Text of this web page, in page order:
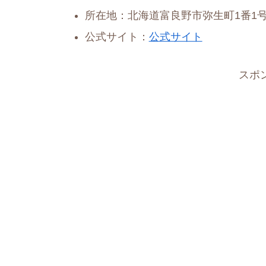
所在地：北海道富良野市弥生町1番1
公式サイト： 公式サイト
スポ